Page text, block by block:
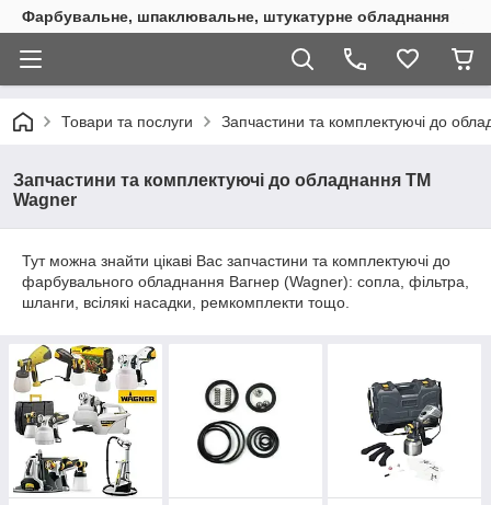
Фарбувальне, шпаклювальне, штукатурне обладнання
Товари та послуги Запчастини та комплектуючі до
Запчастини та комплектуючі до обладнання ТМ
Wagner
Тут можна знайти цікаві Вас запчастини та комплектуючі до
фарбувального обладнання Вагнер (Wagner): сопла, фільтра,
шланги, всілякі насадки, ремкомплекти тощо.